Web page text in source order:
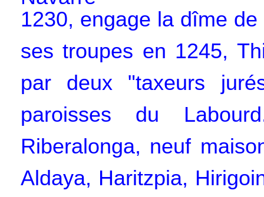
1230, engage la dîme
ses troupes en 1245,
par deux "taxeurs
paroisses du
Riberalonga, neuf
Aldaya, Haritzpia,